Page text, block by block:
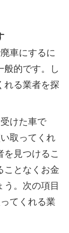
車にするに
般的です。し
れる業者を探
けた車で
取ってくれ
見つけるこ
ことなくお金
。次の項目
てくれる業